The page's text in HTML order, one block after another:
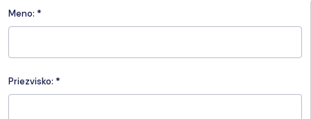
Meno: *
Priezvisko: *